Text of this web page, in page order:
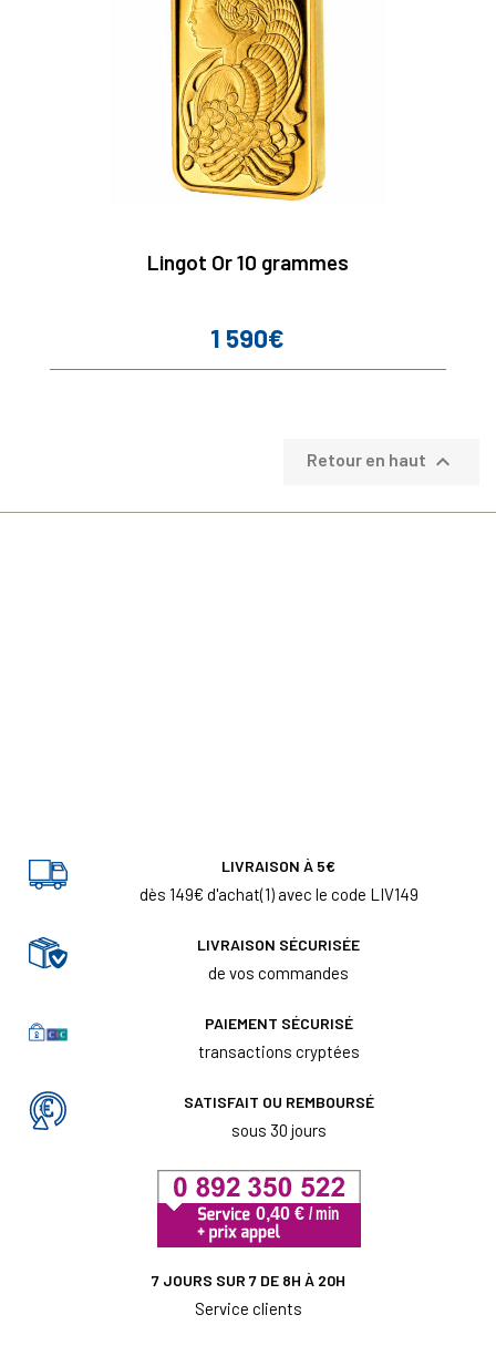
Lingot Or 10 grammes
Prix
1 590€
Retour en haut 
LIVRAISON À 5€
dès 149€ d'achat(1) avec le code LIV149
LIVRAISON SÉCURISÉE
de vos commandes
PAIEMENT SÉCURISÉ
transactions cryptées
SATISFAIT OU REMBOURSÉ
sous 30 jours
7 JOURS SUR 7 DE 8H À 20H
Service clients